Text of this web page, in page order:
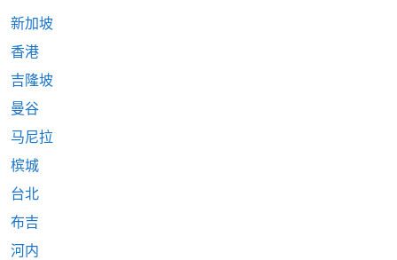
新加坡
香港
吉隆坡
曼谷
马尼拉
槟城
台北
布吉
河内